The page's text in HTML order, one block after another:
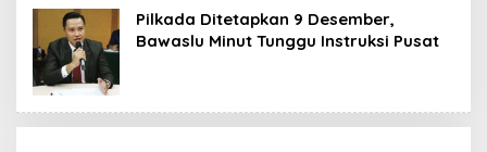
Pilkada Ditetapkan 9 Desember,
Bawaslu Minut Tunggu Instruksi Pusat